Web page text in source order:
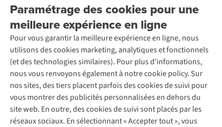
Paramétrage des cookies pour une
meilleure expérience en ligne
Pour vous garantir la meilleure expérience en ligne, nous
utilisons des cookies marketing, analytiques et fonctionnels
(et des technologies similaires). Pour plus d'informations,
nous vous renvoyons également à notre cookie policy. Sur
nos sites, des tiers placent parfois des cookies de suivi pour
vous montrer des publicités personnalisées en dehors du
site web. En outre, des cookies de suivi sont placés par les
réseaux sociaux. En sélectionnant « Accepter tout », vous
Retourner
Rétractation d'une commande
Entretien & réparations
Garantie
Contactez-nous
Entreprise responsable
À propos d’Ayacucho
Nos magasins
À propos d’A.S.Adventure
Déclaration d'accessibilité
Location / Location sports d’hiver
Seconde-main
Entretien de ski
Service de lavage
Entretien de chaussures
Réparation de chaussures
Réparation de vêtements
Retouches
Pour les entreprises
Découvrez
A.S.Magazine
Explore Camp
Expertise & conseils
Abonnez-vous à la newsletter
Suivez-nous